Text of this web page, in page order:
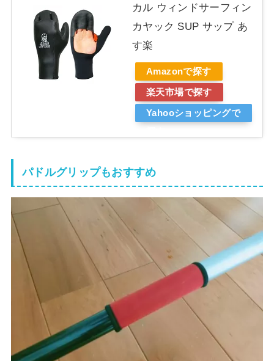
カル ウィンドサーフィン
カヤック SUP サップ あ
す楽
Amazonで探す
楽天市場で探す
Yahooショッピングで
パドルグリップもおすすめ